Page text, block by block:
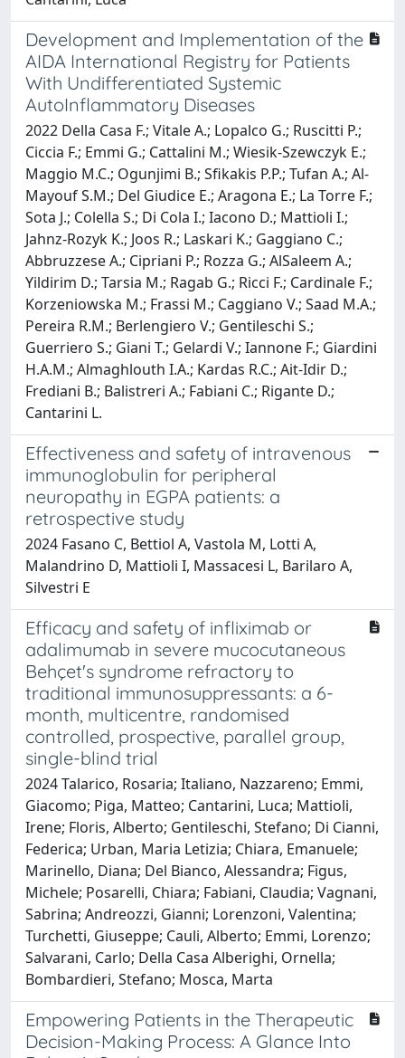
Development and Implementation of the
AIDA International Registry for Patients
With Undifferentiated Systemic
AutoInflammatory Diseases
2022 Della Casa F.; Vitale A.; Lopalco G.; Ruscitti P.;
Ciccia F.; Emmi G.; Cattalini M.; Wiesik-Szewczyk E.;
Maggio M.C.; Ogunjimi B.; Sfikakis P.P.; Tufan A.; Al-
Mayouf S.M.; Del Giudice E.; Aragona E.; La Torre F.;
Sota J.; Colella S.; Di Cola I.; Iacono D.; Mattioli I.;
Jahnz-Rozyk K.; Joos R.; Laskari K.; Gaggiano C.;
Abbruzzese A.; Cipriani P.; Rozza G.; AlSaleem A.;
Yildirim D.; Tarsia M.; Ragab G.; Ricci F.; Cardinale F.;
Korzeniowska M.; Frassi M.; Caggiano V.; Saad M.A.;
Pereira R.M.; Berlengiero V.; Gentileschi S.;
Guerriero S.; Giani T.; Gelardi V.; Iannone F.; Giardini
H.A.M.; Almaghlouth I.A.; Kardas R.C.; Ait-Idir D.;
Frediani B.; Balistreri A.; Fabiani C.; Rigante D.;
Cantarini L.
Effectiveness and safety of intravenous
immunoglobulin for peripheral
neuropathy in EGPA patients: a
retrospective study
2024 Fasano C, Bettiol A, Vastola M, Lotti A,
Malandrino D, Mattioli I, Massacesi L, Barilaro A,
Silvestri E
Efficacy and safety of infliximab or
adalimumab in severe mucocutaneous
Behçet's syndrome refractory to
traditional immunosuppressants: a 6-
month, multicentre, randomised
controlled, prospective, parallel group,
single-blind trial
2024 Talarico, Rosaria; Italiano, Nazzareno; Emmi,
Giacomo; Piga, Matteo; Cantarini, Luca; Mattioli,
Irene; Floris, Alberto; Gentileschi, Stefano; Di Cianni,
Federica; Urban, Maria Letizia; Chiara, Emanuele;
Marinello, Diana; Del Bianco, Alessandra; Figus,
Michele; Posarelli, Chiara; Fabiani, Claudia; Vagnani,
Sabrina; Andreozzi, Gianni; Lorenzoni, Valentina;
Turchetti, Giuseppe; Cauli, Alberto; Emmi, Lorenzo;
Salvarani, Carlo; Della Casa Alberighi, Ornella;
Bombardieri, Stefano; Mosca, Marta
Empowering Patients in the Therapeutic
Decision-Making Process: A Glance Into